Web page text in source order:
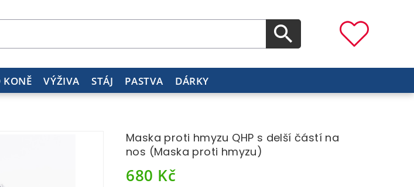
KONĚ VÝŽIVA STÁJ PASTVA DÁRKY
Maska proti hmyzu QHP s delší částí na
nos (Maska proti hmyzu)
680 Kč